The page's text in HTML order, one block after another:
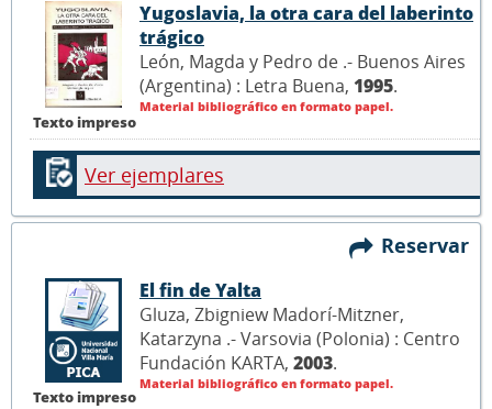
Texto impreso
Yugoslavia, la otra cara del laberinto
trágico
León, Magda y Pedro de .- Buenos Aires
(Argentina) : Letra Buena, 1995.
Material bibliográfico en formato papel.
Ver ejemplares
Reservar
Texto impreso
El fin de Yalta
Gluza, Zbigniew Madorí-Mitzner,
Katarzyna .- Varsovia (Polonia) : Centro
Fundación KARTA, 2003.
Material bibliográfico en formato papel.